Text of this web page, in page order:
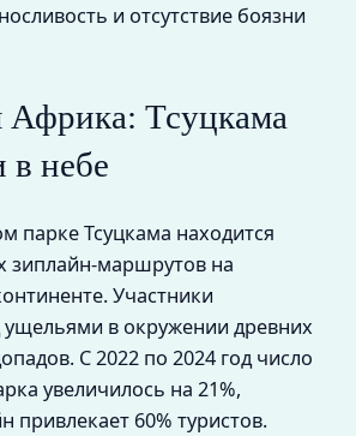
и отсутствие боязни
Тсуцкама
небе
парке Тсуцкама находится
зиплайн-маршрутов на
Участники
в окружении древних
С 2022 по 2024 год число
увеличилось на 21%,
привлекает 60% туристов.